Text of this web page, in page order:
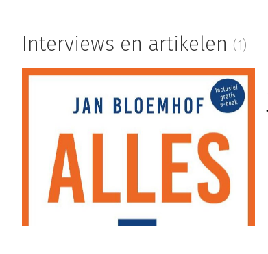
Interviews en artikelen (1)